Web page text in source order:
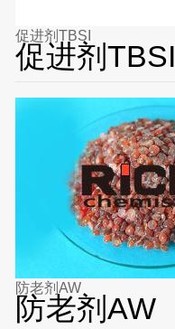
促进剂TBSI
促进剂TBSI
防老剂AW
防老剂AW